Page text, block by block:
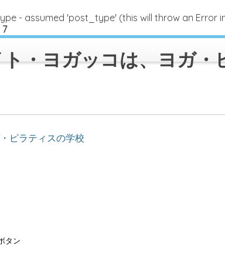
- assumed 'post_type' (this will throw an Error
7
・ヨガッコは、ヨガ・
ピラティスの学校